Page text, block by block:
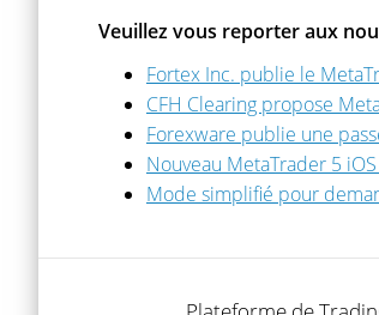
Veuillez vous reporter aux
Fortex Inc. publie le
CFH Clearing propose
Forexware publie une
Nouveau MetaTrader 5
Mode simplifié pour